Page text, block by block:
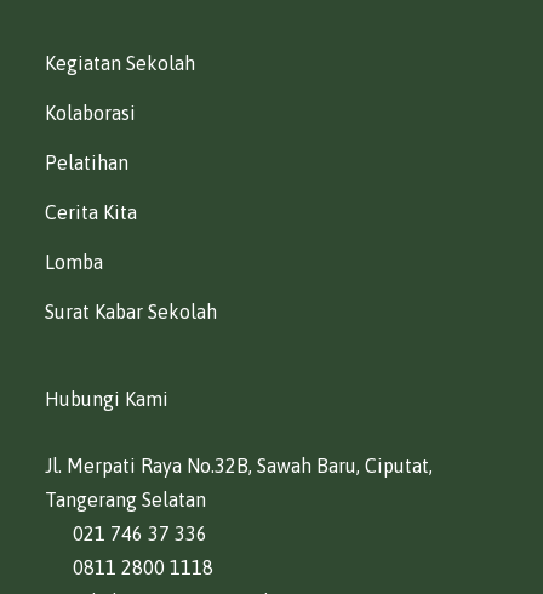
Kegiatan Sekolah
Kolaborasi
Pelatihan
Cerita Kita
Lomba
Surat Kabar Sekolah
Hubungi Kami
Jl. Merpati Raya No.32B, Sawah Baru, Ciputat,
Tangerang Selatan
021 746 37 336
0811 2800 1118